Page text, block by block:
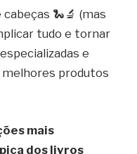
🐍🔬 (mas
tudo e tornar
e
produtos
mais
dos livros